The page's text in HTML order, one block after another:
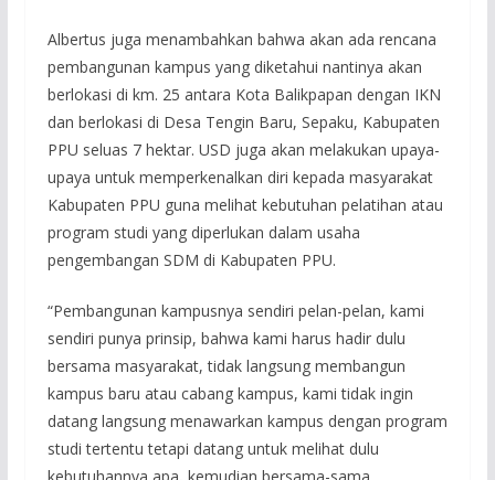
Albertus juga menambahkan bahwa akan ada rencana
pembangunan kampus yang diketahui nantinya akan
berlokasi di km. 25 antara Kota Balikpapan dengan IKN
dan berlokasi di Desa Tengin Baru, Sepaku, Kabupaten
PPU seluas 7 hektar. USD juga akan melakukan upaya-
upaya untuk memperkenalkan diri kepada masyarakat
Kabupaten PPU guna melihat kebutuhan pelatihan atau
program studi yang diperlukan dalam usaha
pengembangan SDM di Kabupaten PPU.
“Pembangunan kampusnya sendiri pelan-pelan, kami
sendiri punya prinsip, bahwa kami harus hadir dulu
bersama masyarakat, tidak langsung membangun
kampus baru atau cabang kampus, kami tidak ingin
datang langsung menawarkan kampus dengan program
studi tertentu tetapi datang untuk melihat dulu